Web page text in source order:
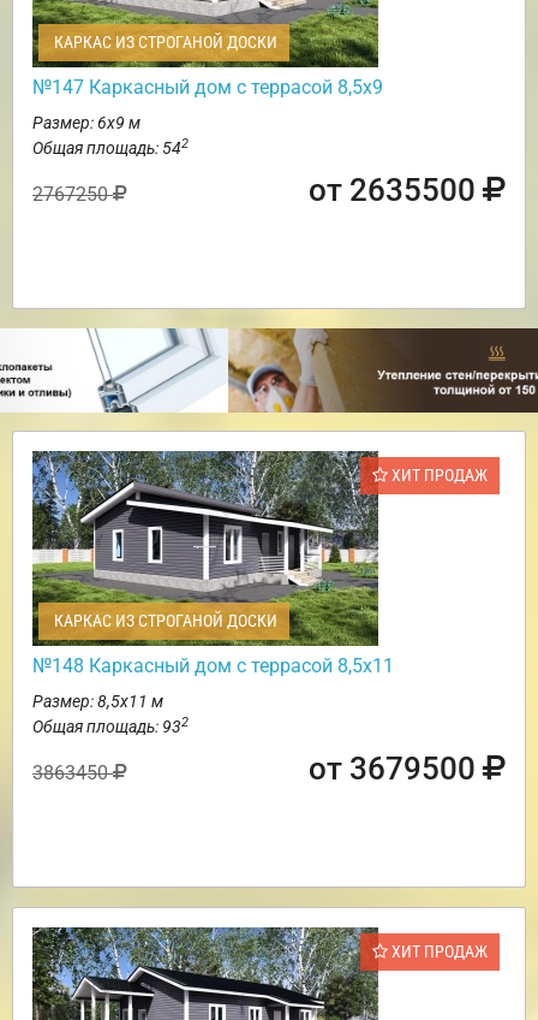
КАРКАС ИЗ СТРОГАНОЙ ДОСКИ
№147 Каркасный дом с террасой 8,5х9
Размер: 6х9 м
Общая площадь: 542
2767250 от 2635500
ХИТ ПРОДАЖ
КАРКАС ИЗ СТРОГАНОЙ ДОСКИ
№148 Каркасный дом с террасой 8,5х11
Размер: 8,5х11 м
Общая площадь: 932
3863450 от 3679500
ХИТ ПРОДАЖ